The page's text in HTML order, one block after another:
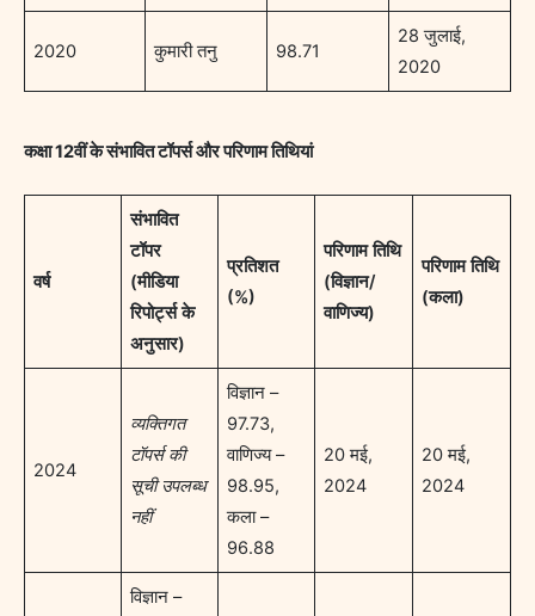
2020 कुमारी तनु 98.71
28 जुलाई,
2020
कक्षा 12वीं के संभावित टॉपर्स और परिणाम तिथियां
वर्ष
संभावित
टॉपर
(मीडिया
रिपोर्ट्स के
अनुसार)
प्रतिशत
(%)
परिणाम तिथि
(विज्ञान/
वाणिज्य)
परिणाम तिथि
(कला)
2024
व्यक्तिगत
टॉपर्स की
सूची उपलब्ध
नहीं
विज्ञान –
97.73,
वाणिज्य –
98.95,
कला –
96.88
20 मई,
2024
20 मई,
2024
विज्ञान –